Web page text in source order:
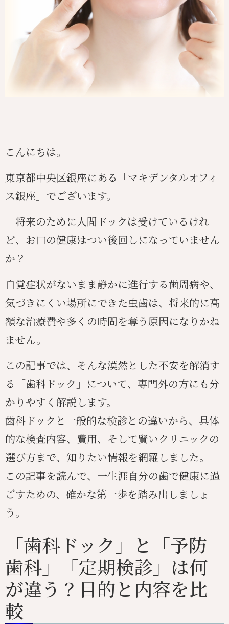
こんにちは。
東京都中央区銀座にある「マキデンタルオフィ
ス銀座」でございます。
「将来のために人間ドックは受けているけれ
ど、お口の健康はつい後回しになっていません
か？」
自覚症状がないまま静かに進行する歯周病や、
気づきにくい場所にできた虫歯は、将来的に高
額な治療費や多くの時間を奪う原因になりかね
ません。
この記事では、そんな漠然とした不安を解消す
る「歯科ドック」について、専門外の方にも分
かりやすく解説します。
歯科ドックと一般的な検診との違いから、具体
的な検査内容、費用、そして賢いクリニックの
選び方まで、知りたい情報を網羅しました。
この記事を読んで、一生涯自分の歯で健康に過
ごすための、確かな第一歩を踏み出しましょ
う。
「歯科ドック」と「予防
歯科」「定期検診」は何
が違う？目的と内容を比
較